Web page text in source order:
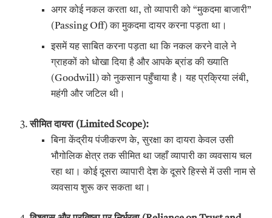
अगर कोई नकल करता था, तो व्यापारी को “मुकदमा बाजारी”
(Passing Off) का मुकदमा दायर करना पड़ता था।
इसमें यह साबित करना पड़ता था कि नकल करने वाले ने
ग्राहकों को धोखा दिया है और आपके ब्रांड की ख्याति
(Goodwill) को नुकसान पहुँचाया है। यह प्रक्रिया लंबी,
महंगी और जटिल थी।
सीमित दायरा (Limited Scope):
बिना केंद्रीय पंजीकरण के, सुरक्षा का दायरा केवल उसी
भौगोलिक क्षेत्र तक सीमित था जहाँ व्यापारी का व्यवसाय चल
रहा था। कोई दूसरा व्यापारी देश के दूसरे हिस्से में उसी नाम से
व्यवसाय शुरू कर सकता था।